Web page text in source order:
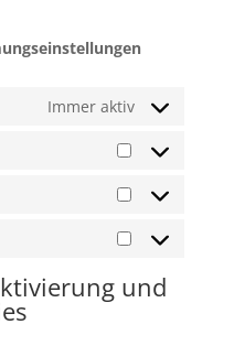
Immer aktiv
Vorlieben
Statistiken
Marketing
und